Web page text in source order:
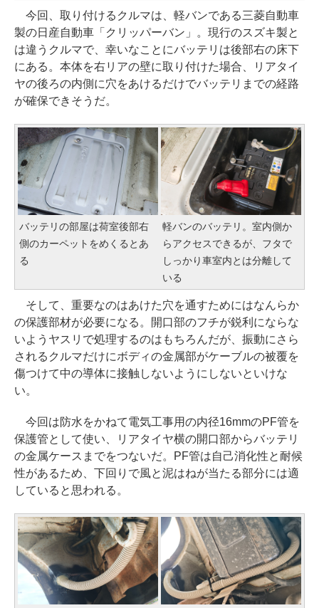
今回、取り付けるクルマは、軽バンである三菱自動車
製の日産自動車「クリッパーバン」。現行のスズキ製と
は違うクルマで、幸いなことにバッテリは後部右の床下
にある。本体を右リアの壁に取り付けた場合、リアタイ
ヤの後ろの内側に穴をあけるだけでバッテリまでの経路
が確保できそうだ。
バッテリの部屋は荷室後部右
側のカーペットをめくるとあ
る
軽バンのバッテリ。室内側か
らアクセスできるが、フタで
しっかり車室内とは分離して
いる
そして、重要なのはあけた穴を通すためにはなんらか
の保護部材が必要になる。開口部のフチが鋭利にならな
いようヤスリで処理するのはもちろんだが、振動にさら
されるクルマだけにボディの金属部がケーブルの被覆を
傷つけて中の導体に接触しないようにしないといけな
い。
今回は防水をかねて電気工事用の内径16mmのPF管を
保護管として使い、リアタイヤ横の開口部からバッテリ
の金属ケースまでをつないだ。PF管は自己消化性と耐候
性があるため、下回りで風と泥はねが当たる部分には適
していると思われる。